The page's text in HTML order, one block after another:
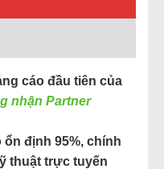
cáo đầu tiên của
nhận Partner
định 95%, chính
thuật trực tuyến